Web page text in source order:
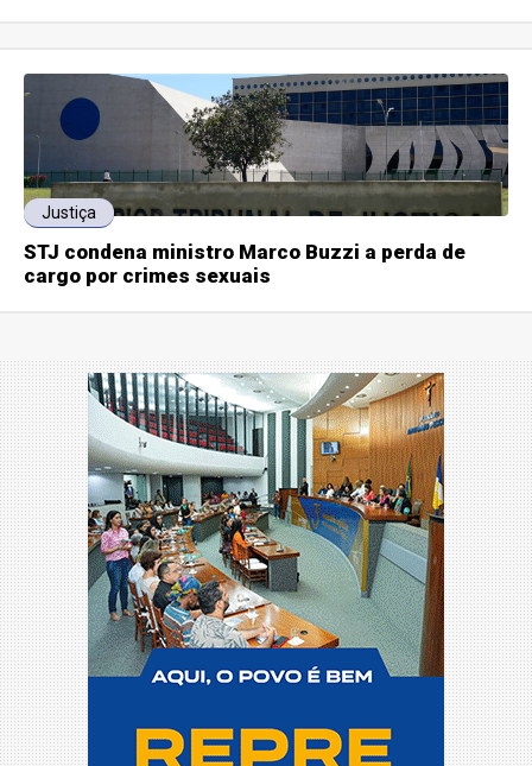
Justiça
STJ condena ministro Marco Buzzi a perda de
cargo por crimes sexuais